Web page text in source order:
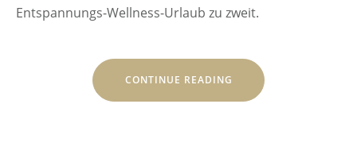
Entspannungs-Wellness-Urlaub zu zweit.
CONTINUE READING „ENTSPANNEN
IN